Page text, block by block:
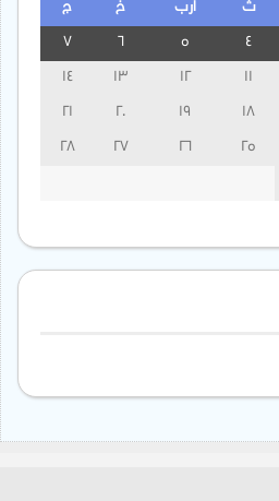
ث أرب خ ج
13
14
18
19
20
21
25
26
27
28